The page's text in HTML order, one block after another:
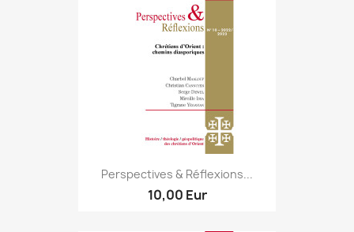
Perspectives & Réflexions...
10,00 Eur